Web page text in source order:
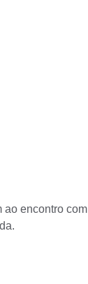
ao encontro com